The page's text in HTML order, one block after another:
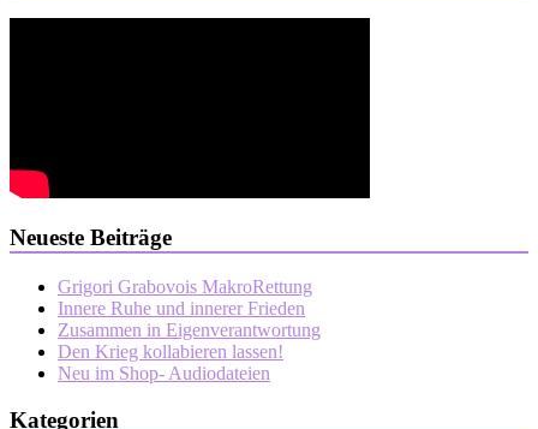
Neueste Beiträge
Grigori Grabovois MakroRettung
Innere Ruhe und innerer Frieden
Zusammen in Eigenverantwortung
Den Krieg kollabieren lassen!
Neu im Shop- Audiodateien
Kategorien